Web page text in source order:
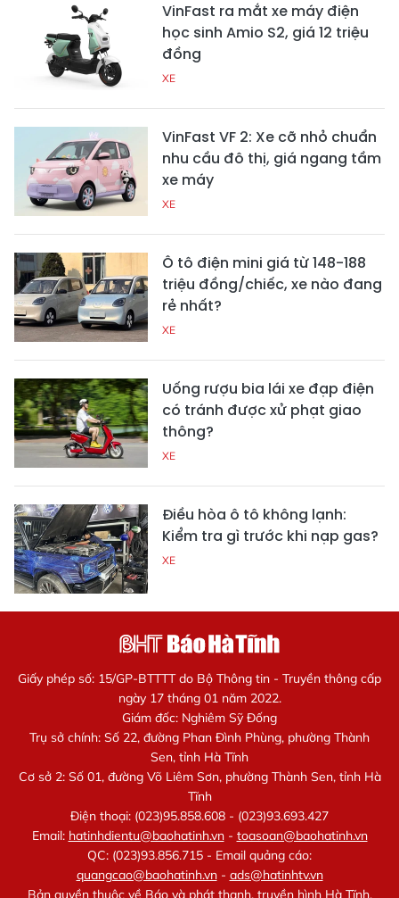
VinFast ra mắt xe máy điện
học sinh Amio S2, giá 12 triệu
đồng
XE
VinFast VF 2: Xe cỡ nhỏ chuẩn
nhu cầu đô thị, giá ngang tầm
xe máy
XE
Ô tô điện mini giá từ 148-188
triệu đồng/chiếc, xe nào đang
rẻ nhất?
XE
Uống rượu bia lái xe đạp điện
có tránh được xử phạt giao
thông?
XE
Điều hòa ô tô không lạnh:
Kiểm tra gì trước khi nạp gas?
XE
Giấy phép số: 15/GP-BTTTT do Bộ Thông tin - Truyền thông cấp
ngày 17 tháng 01 năm 2022.
Giám đốc: Nghiêm Sỹ Đống
Trụ sở chính: Số 22, đường Phan Đình Phùng, phường Thành
Sen, tỉnh Hà Tĩnh
Cơ sở 2: Số 01, đường Võ Liêm Sơn, phường Thành Sen, tỉnh Hà
Tĩnh
Điện thoại: (023)95.858.608 - (023)93.693.427
Email: hatinhdientu@baohatinh.vn- toasoan@baohatinh.vn
QC: (023)93.856.715 - Email quảng cáo:
quangcao@baohatinh.vn- ads@hatinhtv.vn
Bản quyền thuộc về Báo và phát thanh, truyền hình Hà Tĩnh.